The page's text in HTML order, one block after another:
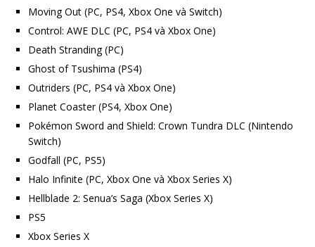
Moving Out (PC, PS4, Xbox One và Switch)
Control: AWE DLC (PC, PS4 và Xbox One)
Death Stranding (PC)
Ghost of Tsushima (PS4)
Outriders (PC, PS4 và Xbox One)
Planet Coaster (PS4, Xbox One)
Pokémon Sword and Shield: Crown Tundra DLC (Nintendo
Switch)
Godfall (PC, PS5)
Halo Infinite (PC, Xbox One và Xbox Series X)
Hellblade 2: Senua’s Saga (Xbox Series X)
PS5
Xbox Series X